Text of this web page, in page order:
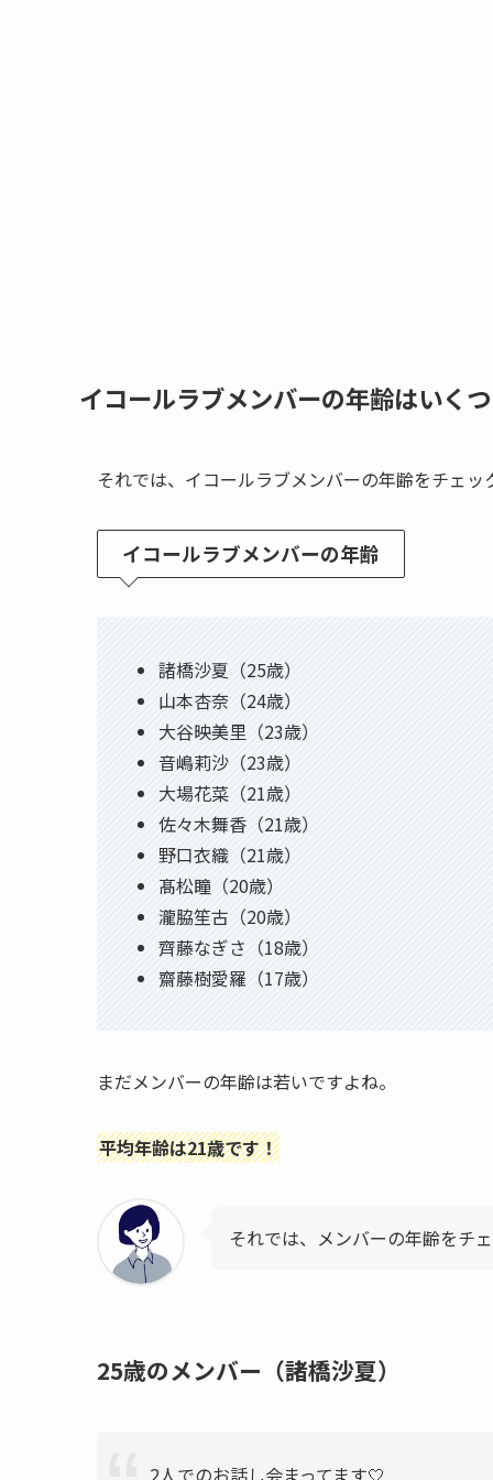
イコールラブメンバーの年齢はいくつ
それでは、イコールラブメンバーの年齢をチェッ
イコールラブメンバーの年齢
諸橋沙夏（25歳）
山本杏奈（24歳）
大谷映美里（23歳）
音嶋莉沙（23歳）
大場花菜（21歳）
佐々木舞香（21歳）
野口衣織（21歳）
髙松瞳（20歳）
瀧脇笙古（20歳）
齊藤なぎさ（18歳）
齋藤樹愛羅（17歳）
まだメンバーの年齢は若いですよね。
平均年齢は21歳です！
それでは、メンバーの年齢をチ
25歳のメンバー（諸橋沙夏）
2人でのお話し会まってます🤍